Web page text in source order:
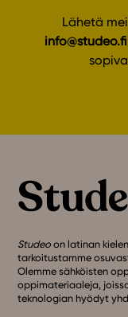
Lähetä
info@studeo.fi
Studeo on latinan
tarkoitustamme
Olemme sähköisten
oppimateriaaleja,
teknologian hyödyt